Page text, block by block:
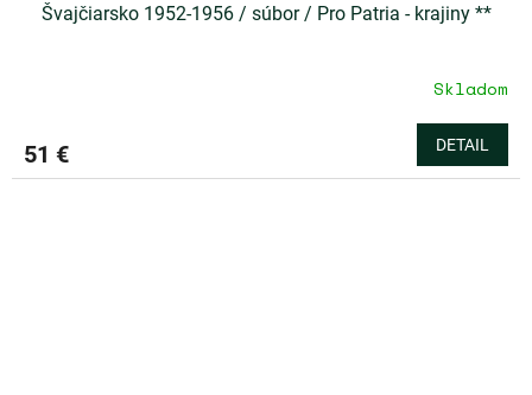
Švajčiarsko 1952-1956 / súbor / Pro Patria - krajiny **
Skladom
51 € DETAIL